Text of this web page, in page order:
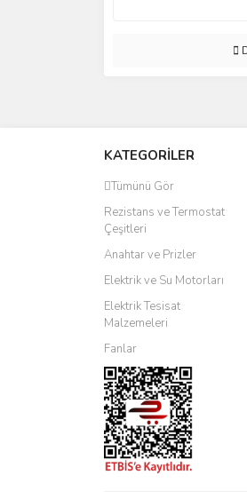
KATEGORİLER
Tümünü Gör
Rezistans ve Termostat
Çeşitleri
Anahtar ve Prizler
Elektrik ve Su Motorları
Elektrik Tesisat
Malzemeleri
Fanlar